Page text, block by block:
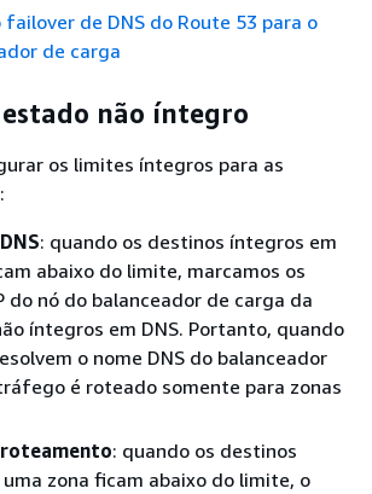
failover de DNS do Route 53 para o
de carga
não íntegro
os limites íntegros para as
: quando os destinos íntegros em
abaixo do limite, marcamos os
do nó do balanceador de carga da
íntegros em DNS. Portanto, quando
o nome DNS do balanceador
é roteado somente para zonas
: quando os destinos
zona ficam abaixo do limite, o